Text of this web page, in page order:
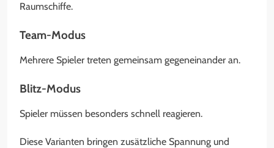
Raumschiffe.
Team-Modus
Mehrere Spieler treten gemeinsam gegeneinander an.
Blitz-Modus
Spieler müssen besonders schnell reagieren.
Diese Varianten bringen zusätzliche Spannung und